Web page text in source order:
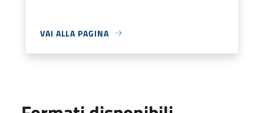
VAI ALLA PAGINA